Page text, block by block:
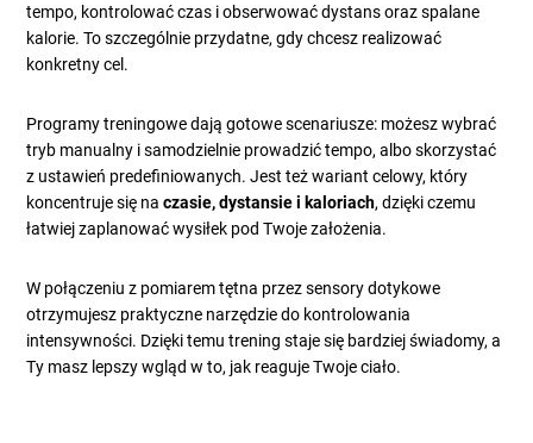
tempo, kontrolować czas i obserwować dystans oraz spalane
kalorie. To szczególnie przydatne, gdy chcesz realizować
konkretny cel.
Programy treningowe dają gotowe scenariusze: możesz wybrać
tryb manualny i samodzielnie prowadzić tempo, albo skorzystać
z ustawień predefiniowanych. Jest też wariant celowy, który
koncentruje się naczasie, dystansie i kaloriach, dzięki czemu
łatwiej zaplanować wysiłek pod Twoje założenia.
W połączeniu z pomiarem tętna przez sensory dotykowe
otrzymujesz praktyczne narzędzie do kontrolowania
intensywności. Dzięki temu trening staje się bardziej świadomy, a
Ty masz lepszy wgląd w to, jak reaguje Twoje ciało.